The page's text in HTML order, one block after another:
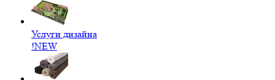
Услуги дизайна
!NEW